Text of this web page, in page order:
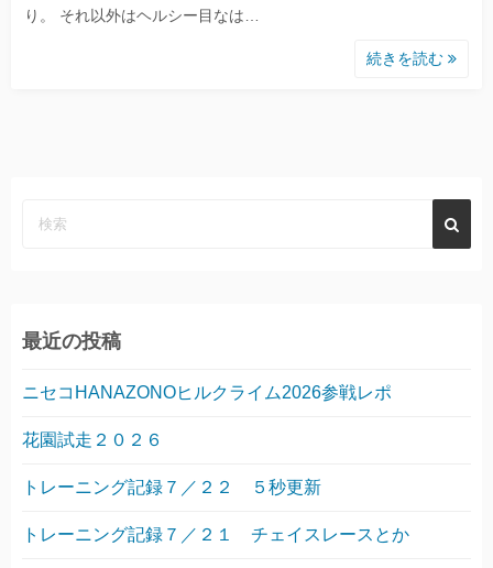
り。 それ以外はヘルシー目なは…
続きを読む
最近の投稿
ニセコHANAZONOヒルクライム2026参戦レポ
花園試走２０２６
トレーニング記録７／２２ ５秒更新
トレーニング記録７／２１ チェイスレースとか